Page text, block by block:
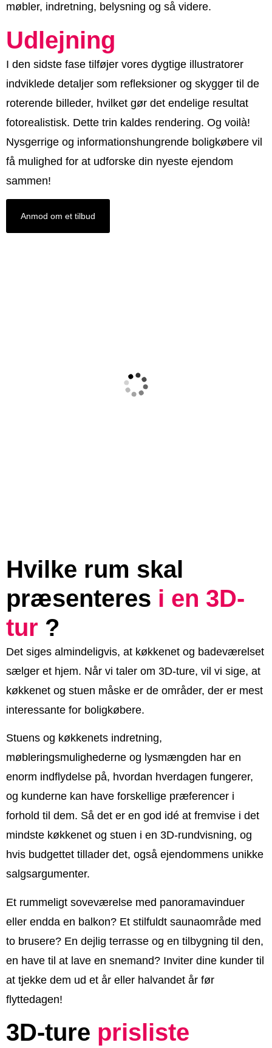
møbler, indretning, belysning og så videre.
Udlejning
I den sidste fase tilføjer vores dygtige illustratorer
indviklede detaljer som refleksioner og skygger til de
roterende billeder, hvilket gør det endelige resultat
fotorealistisk. Dette trin kaldes rendering. Og voilà!
Nysgerrige og informationshungrende boligkøbere vil
få mulighed for at udforske din nyeste ejendom
sammen!
Anmod om et tilbud
Hvilke rum skal
præsenteres i en 3D-
tur ?
Det siges almindeligvis, at køkkenet og badeværelset
sælger et hjem. Når vi taler om 3D-ture, vil vi sige, at
køkkenet og stuen måske er de områder, der er mest
interessante for boligkøbere.
Stuens og køkkenets indretning,
møbleringsmulighederne og lysmængden har en
enorm indflydelse på, hvordan hverdagen fungerer,
og kunderne kan have forskellige præferencer i
forhold til dem. Så det er en god idé at fremvise i det
mindste køkkenet og stuen i en 3D-rundvisning, og
hvis budgettet tillader det, også ejendommens unikke
salgsargumenter.
Et rummeligt soveværelse med panoramavinduer
eller endda en balkon? Et stilfuldt saunaområde med
to brusere? En dejlig terrasse og en tilbygning til den,
en have til at lave en snemand? Inviter dine kunder til
at tjekke dem ud et år eller halvandet år før
flyttedagen!
3D-ture prisliste